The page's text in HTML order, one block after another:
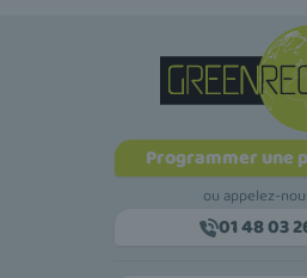
Programmer une
ou appelez-
01 48 03